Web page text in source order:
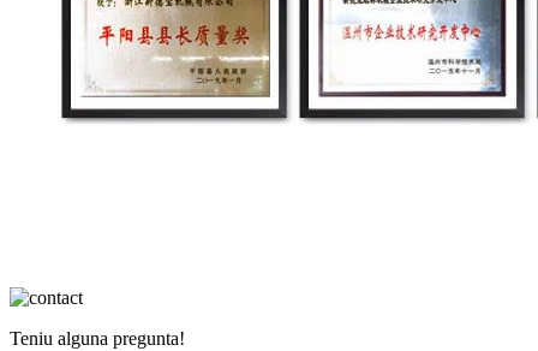
Teniu alguna pregunta!